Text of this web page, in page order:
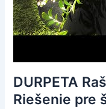
DURPETA
Riešenie pre